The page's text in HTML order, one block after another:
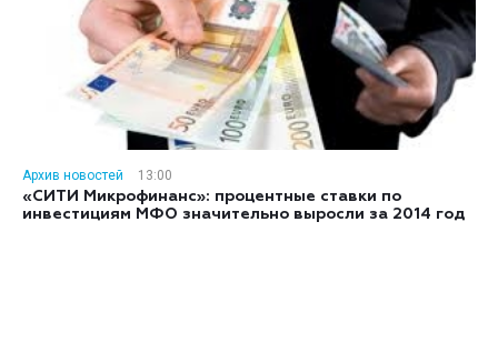
Архив новостей
13:00
«СИТИ Микрофинанс»: процентные ставки по
инвестициям МФО значительно выросли за 2014 год